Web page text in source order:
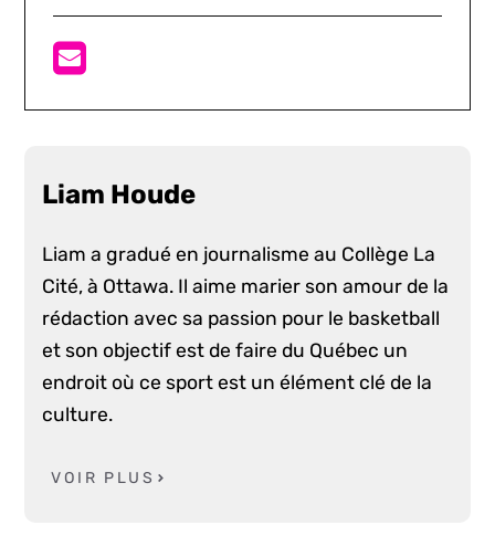
Liam Houde
Liam a gradué en journalisme au Collège La
Cité, à Ottawa. Il aime marier son amour de la
rédaction avec sa passion pour le basketball
et son objectif est de faire du Québec un
endroit où ce sport est un élément clé de la
culture.
VOIR PLUS